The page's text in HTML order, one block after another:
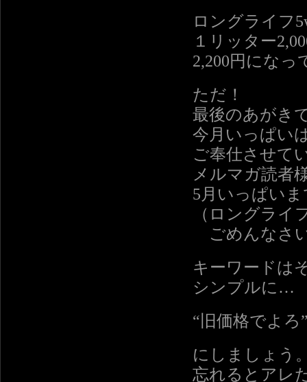
ロングライフ
１リッター
2,200円になっ
ただ！
最後のあがき
今月いっぱい
ご奉仕させて
メルマガ読者
5月いっぱい
（ロングライ
ごめんなさ
キーワードは
シンプルに…
“旧価格でよろ
にしましょう
忘れるとアレ